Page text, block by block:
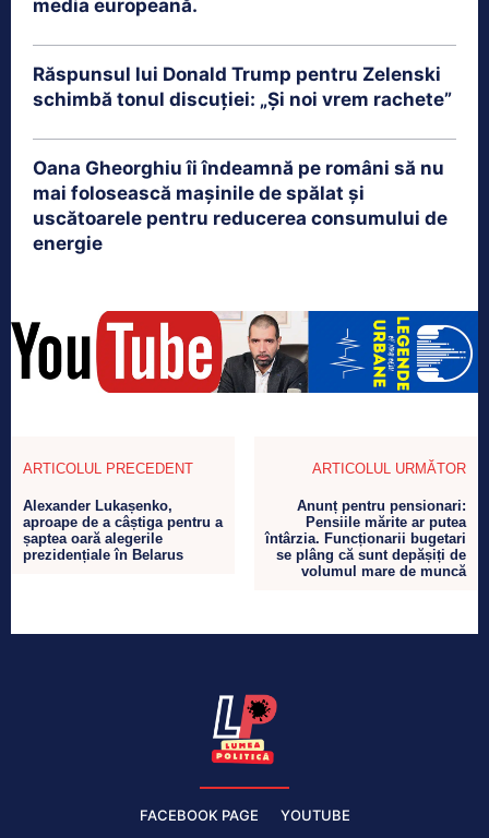
media europeană.
Răspunsul lui Donald Trump pentru Zelenski
schimbă tonul discuției: „Și noi vrem rachete”
Oana Gheorghiu îi îndeamnă pe români să nu
mai folosească mașinile de spălat și
uscătoarele pentru reducerea consumului de
energie
ARTICOLUL PRECEDENT
Alexander Lukașenko,
aproape de a câștiga pentru a
șaptea oară alegerile
prezidențiale în Belarus
ARTICOLUL URMĂTOR
Anunț pentru pensionari:
Pensiile mărite ar putea
întârzia. Funcționarii bugetari
se plâng că sunt depășiți de
volumul mare de muncă
FACEBOOK PAGE YOUTUBE